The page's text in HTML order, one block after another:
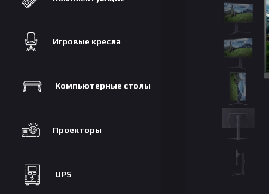
Игровые кресла
Компьютерные столы
Проекторы
UPS